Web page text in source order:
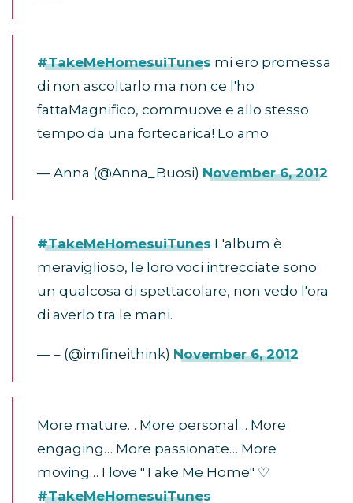
#TakeMeHomesuiTunes mi ero promessa
di non ascoltarlo ma non ce l'ho
fattaMagnifico, commuove e allo stesso
tempo da una fortecarica! Lo amo
— Anna (@Anna_Buosi) November 6, 2012
#TakeMeHomesuiTunes L'album è
meraviglioso, le loro voci intrecciate sono
un qualcosa di spettacolare, non vedo l'ora
di averlo tra le mani.
— – (@imfineithink) November 6, 2012
More mature… More personal… More
engaging… More passionate… More
moving… I love "Take Me Home" ♡
#TakeMeHomesuiTunes